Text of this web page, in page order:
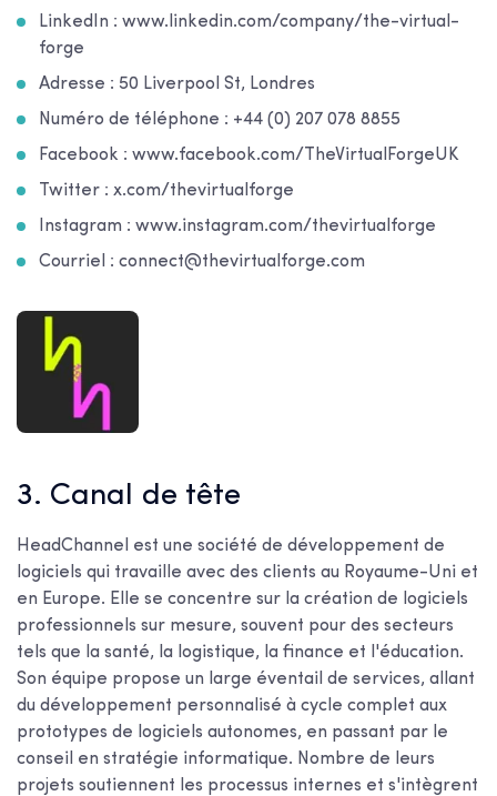
LinkedIn : www.linkedin.com/company/the-virtual-
forge
Adresse : 50 Liverpool St, Londres
Numéro de téléphone : +44 (0) 207 078 8855
Facebook : www.facebook.com/TheVirtualForgeUK
Twitter : x.com/thevirtualforge
Instagram : www.instagram.com/thevirtualforge
Courriel : connect@thevirtualforge.com
3. Canal de tête
HeadChannel est une société de développement de
logiciels qui travaille avec des clients au Royaume-Uni et
en Europe. Elle se concentre sur la création de logiciels
professionnels sur mesure, souvent pour des secteurs
tels que la santé, la logistique, la finance et l'éducation.
Son équipe propose un large éventail de services, allant
du développement personnalisé à cycle complet aux
prototypes de logiciels autonomes, en passant par le
conseil en stratégie informatique. Nombre de leurs
projets soutiennent les processus internes et s'intègrent